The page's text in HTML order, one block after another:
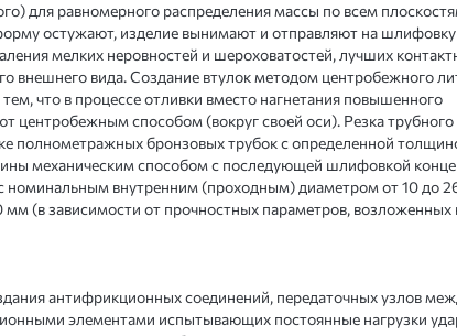
для равномерного распределения массы по всем
остужают, изделие вынимают и отправляют на шлифовку
мелких неровностей и шероховатостей, лучших
внешнего вида. Создание втулок методом центробежного
тем, что в процессе отливки вместо нагнетания повышенного
центробежным способом (вокруг своей оси). Резка трубного
полнометражных бронзовых трубок с определенной
механическим способом с последующей шлифовкой
номинальным внутренним (проходным) диаметром от 10 до
(в зависимости от прочностных параметров, возложенных
антифрикционных соединений, передаточных узлов
элементами испытывающих постоянные нагрузки